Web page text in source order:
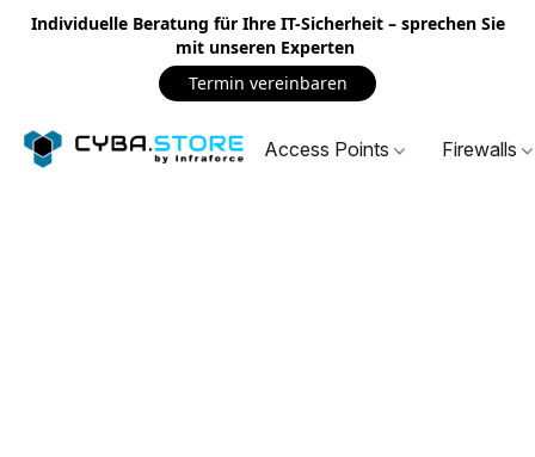
Individuelle Beratung für Ihre IT-Sicherheit – sprechen Sie
mit unseren Experten
Termin vereinbaren
Access Points Firewalls